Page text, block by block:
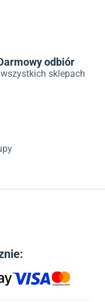
odbiór
sklepach